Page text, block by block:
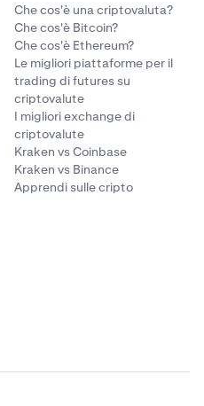
Che cos'è una criptovaluta?
Che cos'è Bitcoin?
Che cos'è Ethereum?
Le migliori piattaforme per il
trading di futures su
criptovalute
I migliori exchange di
criptovalute
Kraken vs Coinbase
Kraken vs Binance
Apprendi sulle cripto